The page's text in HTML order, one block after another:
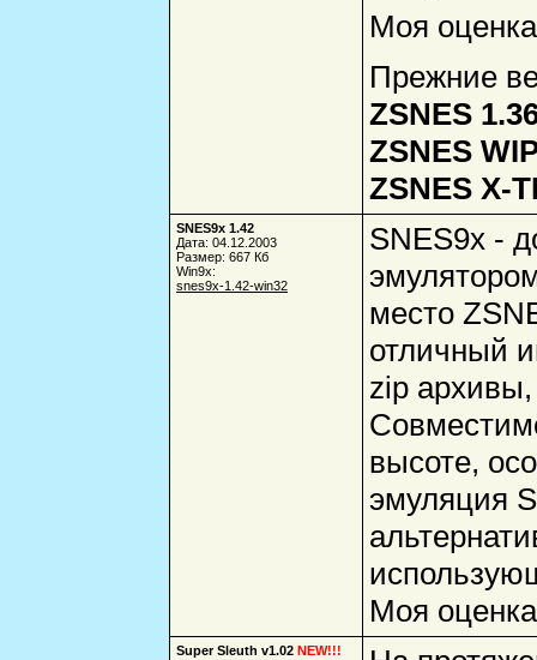
Моя
Прежние
ZSNES
ZSNES
ZSNES X-
SNES9x 1.42
Дата: 04.12.2003
Размер: 667 Кб
Win9x:
snes9x-1.42-win32
SNES9x -
место
отличный
zip
высоте,
эмуляция
Моя
Super Sleuth v1.02 NEW!!!